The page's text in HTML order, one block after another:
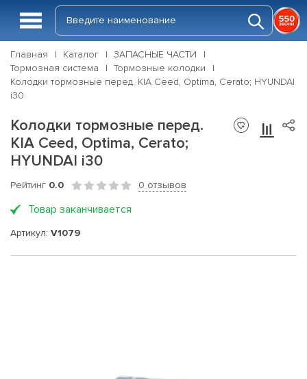
Главная Каталог
ЗАПАСНЫЕ ЧАСТИ
Тормозная система
Тормозные колодки
Колодки тормозные перед. KIA Ceed, Optima, Cerato; HYUNDAI
i30
Колодки тормозные перед.
KIA Ceed, Optima, Cerato;
HYUNDAI i30
Рейтинг 0.0 0 отзывов
Товар заканчивается
Артикул: V1079